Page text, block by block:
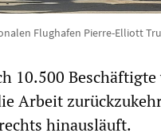
Flughafen Pierre-Elliott
10.500
Arbeit
hinausläuft.